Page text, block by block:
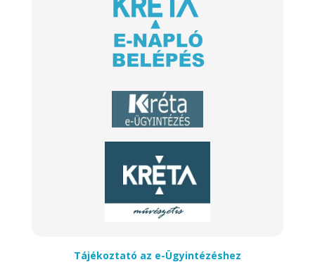
Tájékoztató az e-Ügyintézéshez